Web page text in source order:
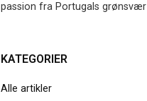
passion fra Portugals grønsvær
KATEGORIER
Alle artikler